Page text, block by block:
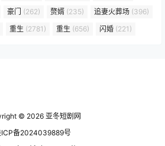
豪门 (262) 赘婿 (235) 追妻火葬场 (396)
重生 (2781) 重生 (656) 闪婚 (221)
© 2026 亚冬短剧网
ICP备2024039889号